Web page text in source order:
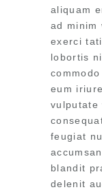
aliquam
ad minim
exerci
lobortis
eum
vulputate
feugiat
blandit
delenit